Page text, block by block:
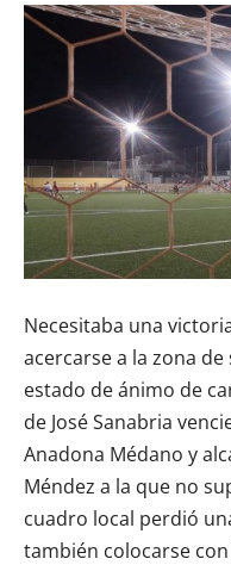
Necesitaba una
acercarse a la zona
estado de ánimo de
de José Sanabria
Anadona Médano y
Méndez a la que no
cuadro local perdió
también colocarse